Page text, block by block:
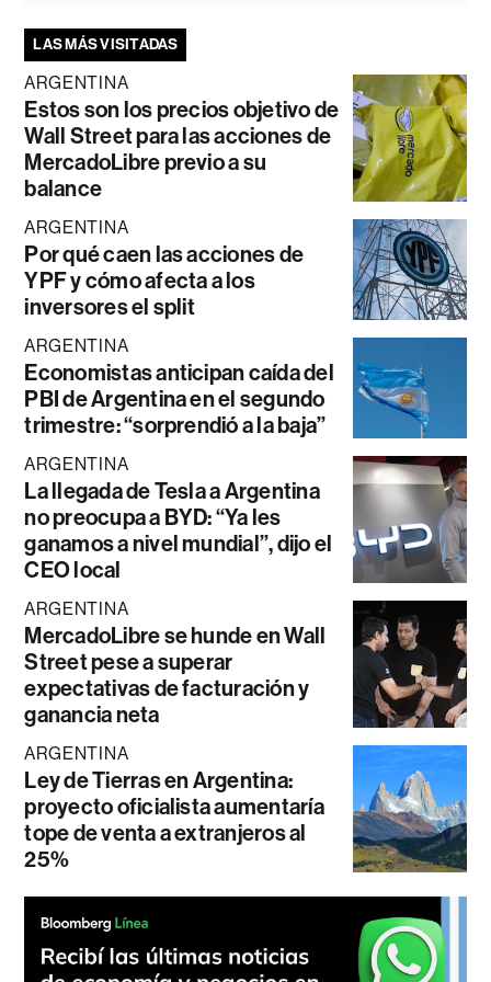
LAS MÁS VISITADAS
ARGENTINA
Estos son los precios objetivo de
Wall Street para las acciones de
MercadoLibre previo a su
balance
ARGENTINA
Por qué caen las acciones de
YPF y cómo afecta a los
inversores el split
ARGENTINA
Economistas anticipan caída del
PBI de Argentina en el segundo
trimestre: “sorprendió a la baja”
ARGENTINA
La llegada de Tesla a Argentina
no preocupa a BYD: “Ya les
ganamos a nivel mundial”, dijo el
CEO local
ARGENTINA
MercadoLibre se hunde en Wall
Street pese a superar
expectativas de facturación y
ganancia neta
ARGENTINA
Ley de Tierras en Argentina:
proyecto oficialista aumentaría
tope de venta a extranjeros al
25%